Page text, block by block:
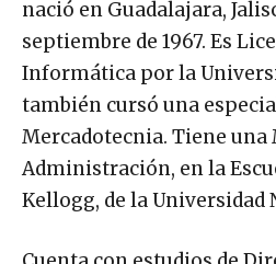
nació en Guadalajara,
septiembre de 1967. Es
Informática por la
también cursó una
Mercadotecnia. Tiene una
Administración, en la
Kellogg, de la Universidad